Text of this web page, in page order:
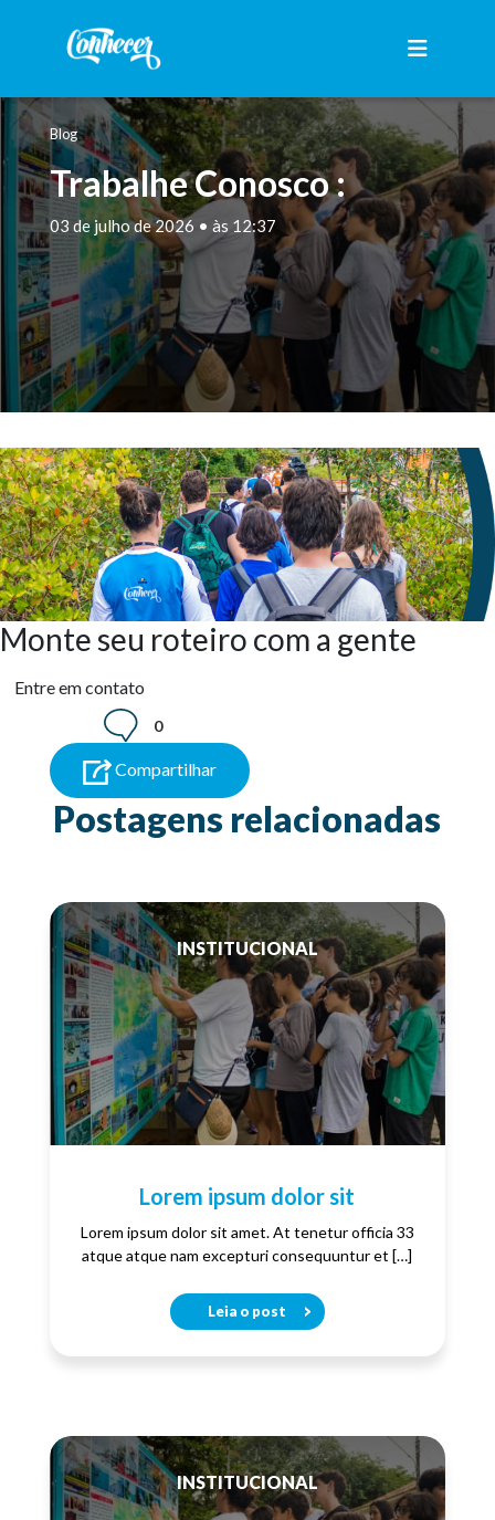
Blog
Trabalhe Conosco :
03 de julho de 2026 • às 12:37
Monte seu roteiro com a gente
Entre em contato
0
Compartilhar
Postagens relacionadas
INSTITUCIONAL
Lorem ipsum dolor sit
Lorem ipsum dolor sit amet. At tenetur officia 33
atque atque nam excepturi consequuntur et […]
Leia o post
INSTITUCIONAL